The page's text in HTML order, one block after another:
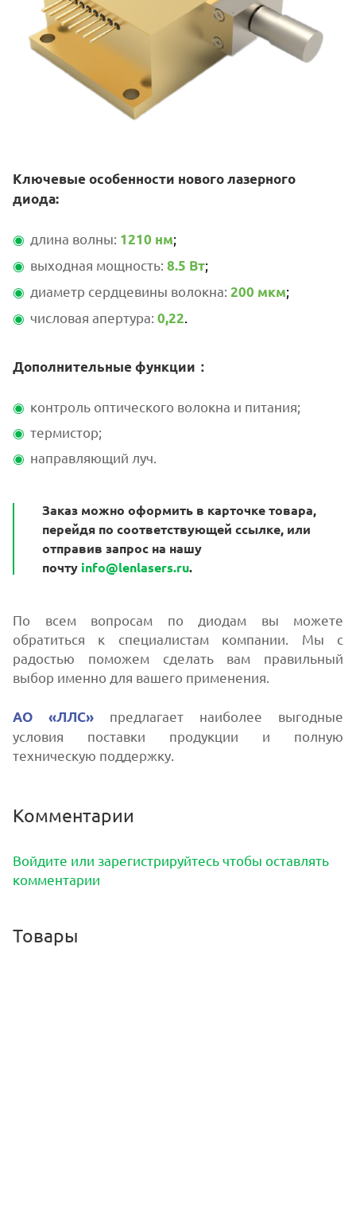
Ключевые особенности нового лазерного
диода:
длина волны: 1210 нм;
выходная мощность: 8.5 Вт;
диаметр сердцевины волокна: 200 мкм;
числовая апертура: 0,22
Дополнительные функции：
контроль оптического волокна и питания;
термистор;
направляющий луч.
Заказ можно оформить в карточке товара,
перейдя по соответствующей ссылке, или
отправив запрос на нашу
почту info@lenlasers.ru.
По всем вопросам по диодам вы можете
обратиться к специалистам компании. Мы с
радостью поможем сделать вам правильный
выбор именно для вашего применения.
АО «ЛЛС» предлагает наиболее выгодные
условия поставки продукции и полную
техническую поддержку.
Комментарии
Войдите или зарегистрируйтесь чтобы оставлять
комментарии
Товары